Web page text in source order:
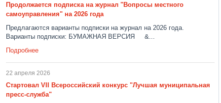
Продолжается подписка на журнал "Вопросы местного
самоуправления" на 2026 года
Предлагаются варианты подписки на журнал на 2026 года.
Варианты подписки: БУМАЖНАЯ ВЕРСИЯ &...
Подробнее
22 апреля 2026
Стартовал VII Всероссийский конкурс "Лучшая муниципальная
пресс-служба"